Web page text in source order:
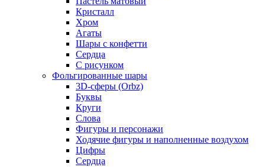
Кристалл
Хром
Агаты
Шары с конфетти
Сердца
С рисунком
Фольгированные шары
3D-сферы (Orbz)
Буквы
Круги
Слова
Фигуры и персонажи
Ходячие фигуры и наполненные воздухом
Цифры
Сердца